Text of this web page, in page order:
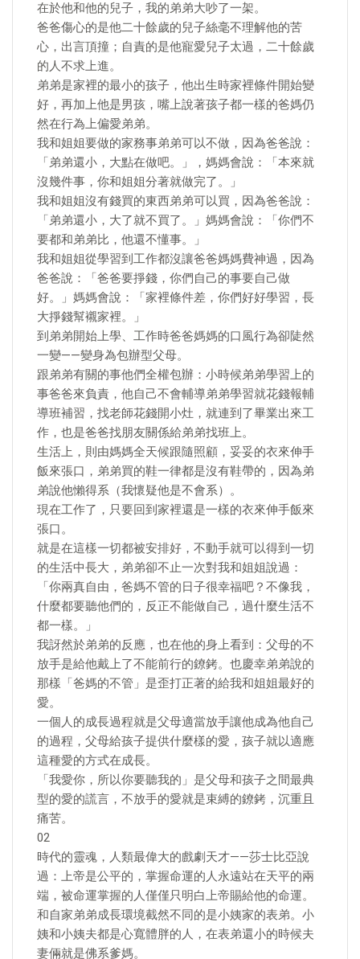
在於他和他的兒子，我的弟弟大吵了一架。
爸爸傷心的是他二十餘歲的兒子絲毫不理解他的苦
心，出言頂撞；自責的是他寵愛兒子太過，二十餘歲
的人不求上進。
弟弟是家裡的最小的孩子，他出生時家裡條件開始變
好，再加上他是男孩，嘴上說著孩子都一樣的爸媽仍
然在行為上偏愛弟弟。
我和姐姐要做的家務事弟弟可以不做，因為爸爸說：
「弟弟還小，大點在做吧。」，媽媽會說：「本來就
沒幾件事，你和姐姐分著就做完了。」
我和姐姐沒有錢買的東西弟弟可以買，因為爸爸說：
「弟弟還小，大了就不買了。」媽媽會說：「你們不
要都和弟弟比，他還不懂事。」
我和姐姐從學習到工作都沒讓爸爸媽媽費神過，因為
爸爸說：「爸爸要掙錢，你們自己的事要自己做
好。」媽媽會說：「家裡條件差，你們好好學習，長
大掙錢幫襯家裡。」
到弟弟開始上學、工作時爸爸媽媽的口風行為卻陡然
一變——變身為包辦型父母。
跟弟弟有關的事他們全權包辦：小時候弟弟學習上的
事爸爸來負責，他自己不會輔導弟弟學習就花錢報輔
導班補習，找老師花錢開小灶，就連到了畢業出來工
作，也是爸爸找朋友關係給弟弟找班上。
生活上，則由媽媽全天候跟隨照顧，妥妥的衣來伸手
飯來張口，弟弟買的鞋一律都是沒有鞋帶的，因為弟
弟說他懶得系（我懷疑他是不會系）。
現在工作了，只要回到家裡還是一樣的衣來伸手飯來
張口。
就是在這樣一切都被安排好，不動手就可以得到一切
的生活中長大，弟弟卻不止一次對我和姐姐說過：
「你兩真自由，爸媽不管的日子很幸福吧？不像我，
什麼都要聽他們的，反正不能做自己，過什麼生活不
都一樣。」
我訝然於弟弟的反應，也在他的身上看到：父母的不
放手是給他戴上了不能前行的鐐銬。也慶幸弟弟說的
那樣「爸媽的不管」是歪打正著的給我和姐姐最好的
愛。
一個人的成長過程就是父母適當放手讓他成為他自己
的過程，父母給孩子提供什麼樣的愛，孩子就以適應
這種愛的方式在成長。
「我愛你，所以你要聽我的」是父母和孩子之間最典
型的愛的謊言，不放手的愛就是束縛的鐐銬，沉重且
痛苦。
02
時代的靈魂，人類最偉大的戲劇天才——莎士比亞說
過：上帝是公平的，掌握命運的人永遠站在天平的兩
端，被命運掌握的人僅僅只明白上帝賜給他的命運。
和自家弟弟成長環境截然不同的是小姨家的表弟。小
姨和小姨夫都是心寬體胖的人，在表弟還小的時候夫
妻倆就是佛系爹媽。